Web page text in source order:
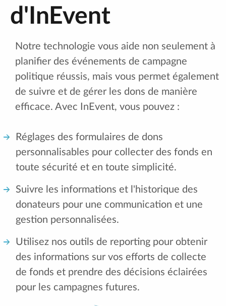
d'InEvent
Notre technologie vous aide non seulement à
planifier des événements de campagne
politique réussis, mais vous permet également
de suivre et de gérer les dons de manière
efficace. Avec InEvent, vous pouvez :
Réglages des formulaires de dons
personnalisables pour collecter des fonds en
toute sécurité et en toute simplicité.
Suivre les informations et l'historique des
donateurs pour une communication et une
gestion personnalisées.
Utilisez nos outils de reporting pour obtenir
des informations sur vos efforts de collecte
de fonds et prendre des décisions éclairées
pour les campagnes futures.